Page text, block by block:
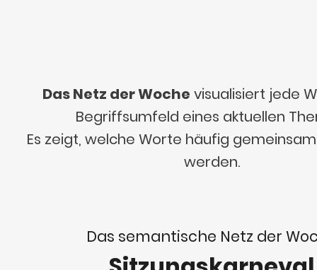
Das Netz der Woche visualisiert jede
Begriffsumfeld eines aktuellen
Es zeigt, welche Worte häufig
werden.
Das semantische Netz der